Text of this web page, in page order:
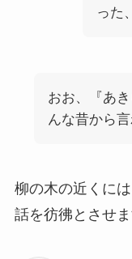
った
おお、『あ
んな昔から
柳の木の近くに
話を彷彿とさせま